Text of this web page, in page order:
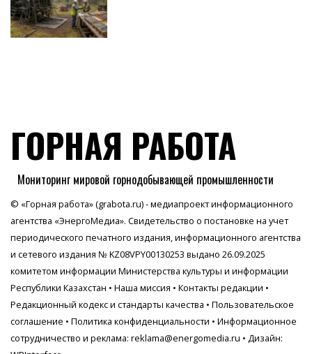
ГОРНАЯ РАБОТА
Мониторинг мировой горнодобывающей промышленности
© «Горная работа» (grabota.ru) - медиапроект информационного
агентства «ЭнергоМедиа». Свидетельство о постановке на учет
периодического печатного издания, информационного агентства
и сетевого издания № KZ08VPY00130253 выдано 26.09.2025
комитетом информации Министерства культуры и информации
Республики Казахстан • Наша миссия • Контакты редакции •
Редакционный кодекс и стандарты качества • Пользовательское
соглашение • Политика конфиденциальности • Информационное
сотрудничество и реклама: reklama@energomedia.ru • Дизайн: